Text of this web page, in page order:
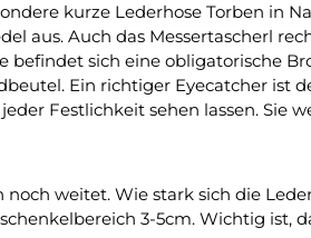
kurze Lederhose Torben in
aus. Auch das Messertascherl
sich eine obligatorische
Ein richtiger Eyecatcher ist
Festlichkeit sehen lassen. Sie
weitet. Wie stark sich die
3-5cm. Wichtig ist,